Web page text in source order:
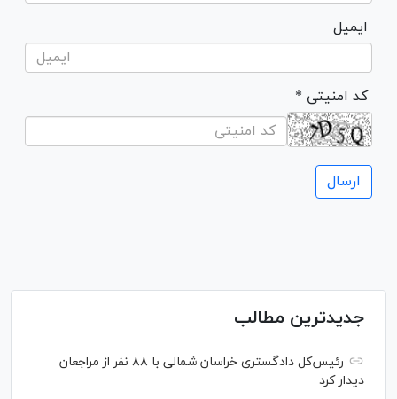
ایمیل
* کد امنیتی
جدیدترین مطالب
رئیس‌کل دادگستری خراسان شمالی با ۸۸ نفر از مراجعان
دیدار کرد